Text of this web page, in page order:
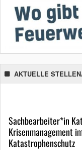
AKTUELLE
Sachbearbeiter*in
Krisenmanagement
Katastrophenschutz